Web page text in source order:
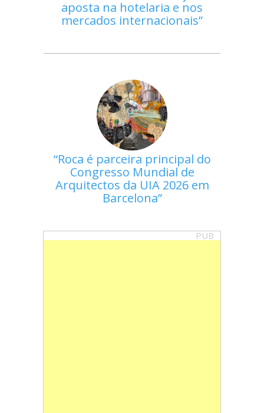
aposta na hotelaria e nos
mercados internacionais
Roca é parceira principal do
Congresso Mundial de
Arquitectos da UIA 2026 em
Barcelona
PUB